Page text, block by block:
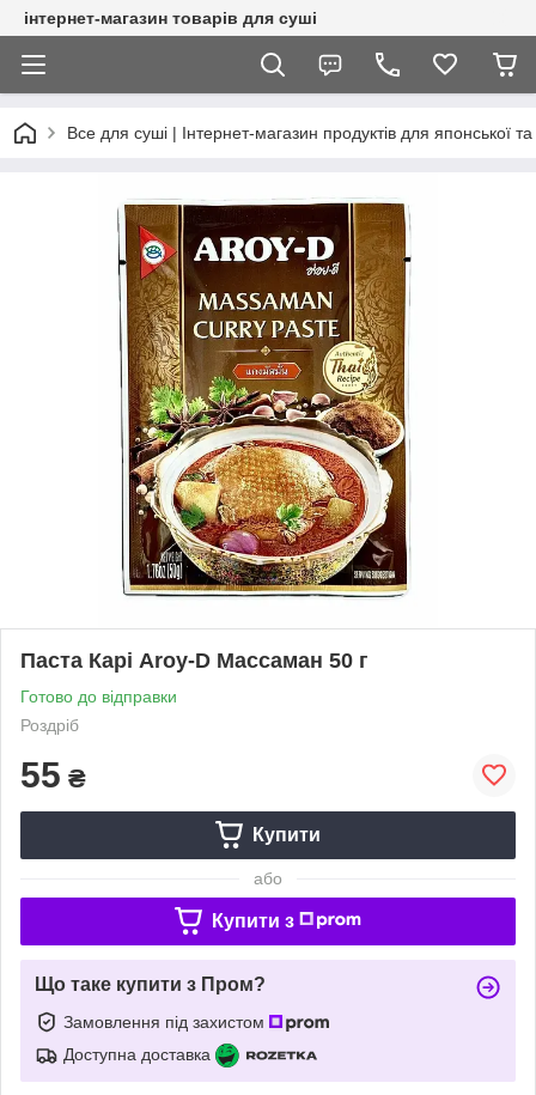
інтернет-магазин товарів для суші
Все для суші | Інтернет-магазин продуктів для японської та
Паста Карі Aroy-D Массаман 50 г
Готово до відправки
Роздріб
55 ₴
Купити
або
Купити з
Що таке купити з Пром?
Замовлення під захистом
Доступна доставка